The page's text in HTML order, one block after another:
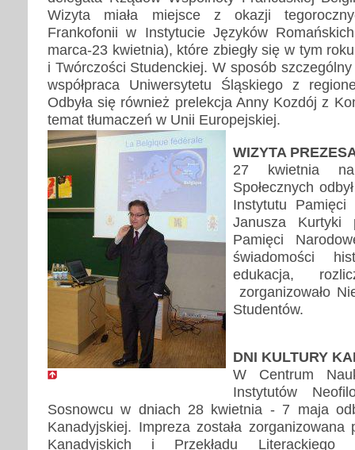
Wizyta miała miejsce z okazji
Frankofonii w Instytucie Języków
marca-23 kwietnia), które zbiegły się w tym
i Twórczości Studenckiej. W sposób szczególny
współpraca Uniwersytetu Śląskiego z
Odbyła się również prelekcja Anny Kozdój z
temat tłumaczeń w Unii Europejskiej.
WIZYTA
27 kwietnia
Społecznych
Instytutu
Janusza Kurtyki
Pamięci
świadomości
edukacja,
zorganizowało
Studentów.
DNI KULTURY
W Centrum
Instytutów
Sosnowcu w dniach 28 kwietnia - 7 maja
Kanadyjskiej. Impreza została zorganizowana
Kanadyjskich i Przekładu Literackiego